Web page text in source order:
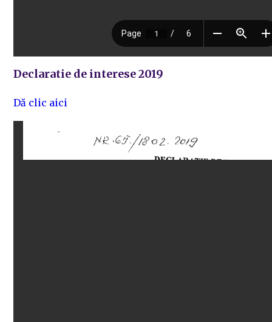
Declaratie de interese 2019
Dă clic aici